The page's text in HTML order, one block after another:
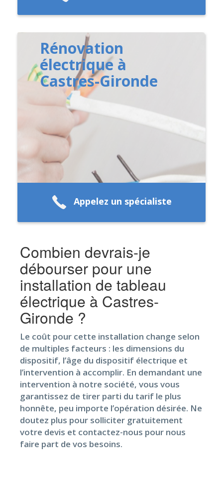
Rénovation
électrique à
Castres-Gironde
Appelez un spécialiste
Combien devrais-je
débourser pour une
installation de tableau
électrique à Castres-
Gironde ?
Le coût pour cette installation change selon
de multiples facteurs : les dimensions du
dispositif, l’âge du dispositif électrique et
l’intervention à accomplir. En demandant une
intervention à notre société, vous vous
garantissez de tirer parti du tarif le plus
honnête, peu importe l’opération désirée. Ne
doutez plus pour solliciter gratuitement
votre devis et contactez-nous pour nous
faire part de vos besoins.